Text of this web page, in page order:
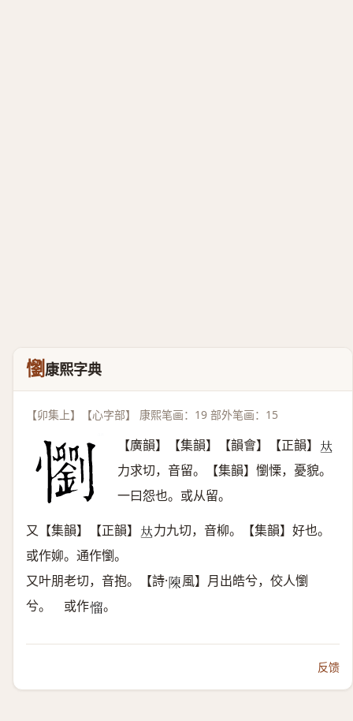
懰康熙字典
【卯集上】【心字部】 康熙笔画：19 部外笔画：15
【廣韻】【集韻】【韻會】【正韻】 𠀤
力求切，音留。【集韻】懰慄，憂貌。
一曰怨也。或从留。
又【集韻】【正韻】 𠀤力九切，音柳。【集韻】好也。
或作㚹。通作懰。
又叶朋老切，音抱。【詩·𨻰 風】月出皓兮，佼人懰
兮。 或作𢞓 。
反馈